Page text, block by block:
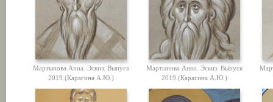
Мартынова Анна. Эскиз. Выпуск
2019.(Карагина А.Ю.)
Мартынова Анна. Эскиз. Выпуск
2019.(Карагина А.Ю.)